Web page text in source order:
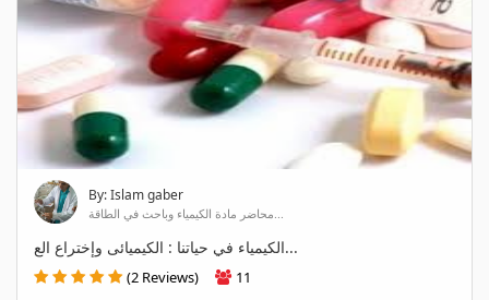
By: Islam gaber
محاضر مادة الكيمياء وباحث في الطاقة...
الكيمياء في حياتنا : الكيميائى وإختراع الع...
(2 Reviews) 11